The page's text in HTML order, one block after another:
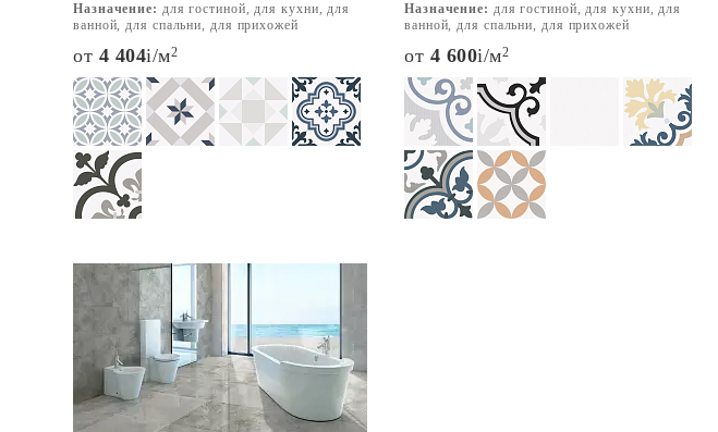
Назначение: для гостиной, для кухни, для
ванной, для спальни, для прихожей
от 4 404i/м2
Назначение: для гостиной, для кухни, для
ванной, для спальни, для прихожей
от 4 600i/м2